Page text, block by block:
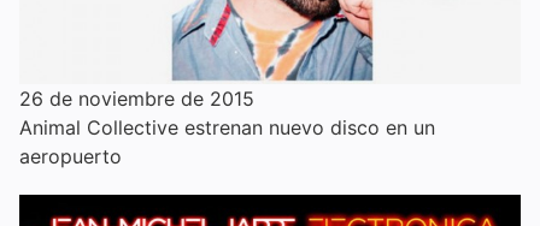
26 de noviembre de 2015
Animal Collective estrenan nuevo disco en un
aeropuerto